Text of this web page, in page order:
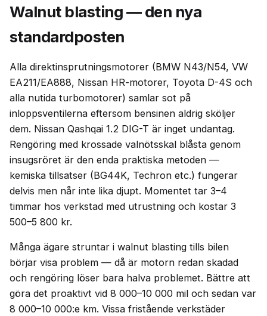
Walnut blasting — den nya
standardposten
Alla direktinsprutningsmotorer (BMW N43/N54, VW
EA211/EA888, Nissan HR-motorer, Toyota D-4S och
alla nutida turbomotorer) samlar sot på
inloppsventilerna eftersom bensinen aldrig sköljer
dem. Nissan Qashqai 1.2 DIG-T är inget undantag.
Rengöring med krossade valnötsskal blåsta genom
insugsröret är den enda praktiska metoden —
kemiska tillsatser (BG44K, Techron etc.) fungerar
delvis men når inte lika djupt. Momentet tar 3–4
timmar hos verkstad med utrustning och kostar 3
500–5 800 kr.
Många ägare struntar i walnut blasting tills bilen
börjar visa problem — då är motorn redan skadad
och rengöring löser bara halva problemet. Bättre att
göra det proaktivt vid 8 000–10 000 mil och sedan var
8 000–10 000:e km. Vissa fristående verkstäder